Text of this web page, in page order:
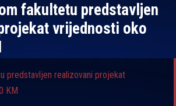
fakultetu predstavljen
vrijednosti oko
predstavljen realizovani projekat
KM